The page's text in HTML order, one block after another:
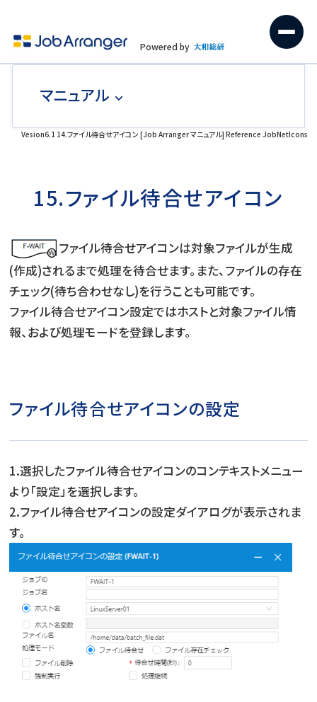
Powered by
マニュアル
Vesion6.1 14.ファイル待合せアイコン [Job Arranger マニュアル] Reference JobNetIcons
15.ファイル待合せアイコン
ファイル待合せアイコンは対象ファイルが生成
(作成)されるまで処理を待合せます。また、ファイルの存在
チェック(待ち合わせなし)を行うことも可能です。
ファイル待合せアイコン設定ではホストと対象ファイル情
報、および処理モードを登録します。
ファイル待合せアイコンの設定
1.選択したファイル待合せアイコンのコンテキストメニュー
より「設定」を選択します。
2.ファイル待合せアイコンの設定ダイアログが表示されま
す。